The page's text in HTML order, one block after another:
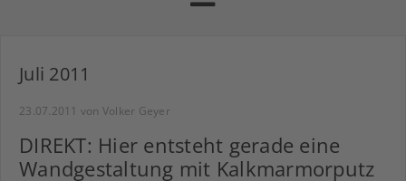
Juli 2011
23.07.2011 von Volker Geyer
DIREKT: Hier entsteht gerade eine
Wandgestaltung mit Kalkmarmorputz